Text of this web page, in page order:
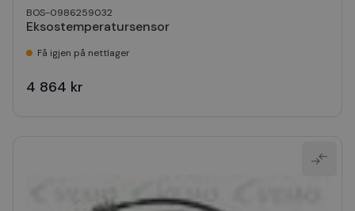
BOS-0986259032
Eksostemperatursensor
Få igjen på nettlager
4 864 kr